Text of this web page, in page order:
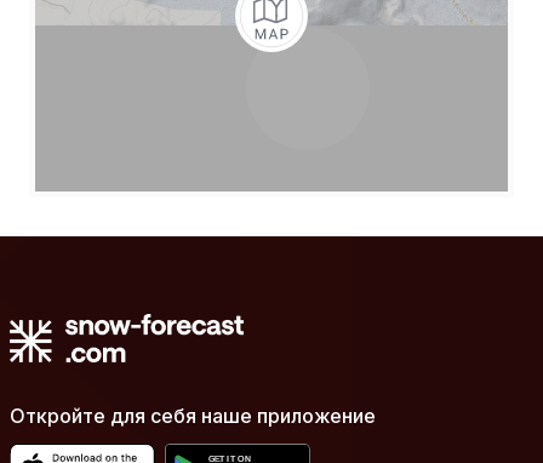
Откройте для себя наше приложение